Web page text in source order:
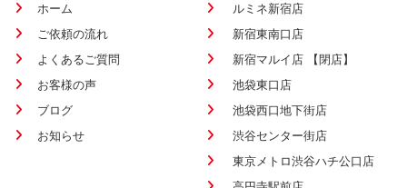
ホーム
ご依頼の流れ
よくあるご質問
お客様の声
ブログ
お知らせ
ルミネ新宿店
新宿東南口店
新宿マルイ店 【閉店】
池袋東口店
池袋西口地下街店
渋谷センター街店
東京メトロ渋谷ハチ公口店